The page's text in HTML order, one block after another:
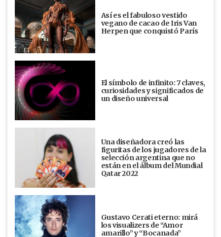
Así es el fabuloso vestido
vegano de cacao de Iris Van
Herpen que conquistó París
El símbolo de infinito: 7 claves,
curiosidades y significados de
un diseño universal
Una diseñadora creó las
figuritas de los jugadores de la
selección argentina que no
están en el álbum del Mundial
Qatar 2022
Gustavo Cerati eterno: mirá
los visualizers de “Amor
amarillo” y “Bocanada”